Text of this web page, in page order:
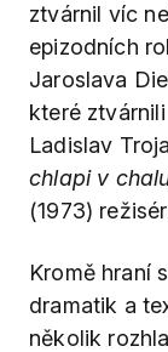
ztvárnil víc
epizodních
Jaroslava
které
Ladislav
chlapi v
(1973)
Kromě hraní
dramatik a
několik